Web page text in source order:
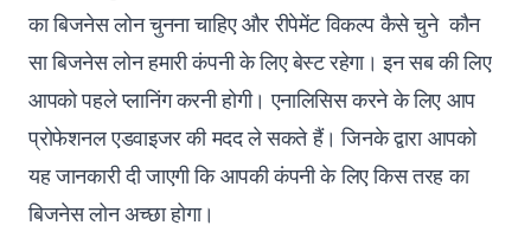
का बिजनेस लोन चुनना चाहिए और रीपेमेंट विकल्प कैसे चुने कौन
सा बिजनेस लोन हमारी कंपनी के लिए बेस्ट रहेगा। इन सब की लिए
आपको पहले प्लानिंग करनी होगी। एनालिसिस करने के लिए आप
प्रोफेशनल एडवाइजर की मदद ले सकते हैं। जिनके द्वारा आपको
यह जानकारी दी जाएगी कि आपकी कंपनी के लिए किस तरह का
बिजनेस लोन अच्छा होगा।